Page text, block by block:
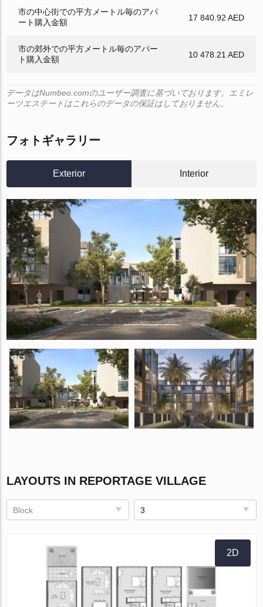
市の中心街での平方メートル毎のアパ
ート購入金額
17 840.92 AED
市の郊外での平方メートル毎のアパー
ト購入金額
10 478.21 AED
データはNumbeo.comのユーザー調査に基づいております。エミレ
ーツエステートはこれらのデータの保証はしておりません。
フォトギャラリー
Exterior Interior
LAYOUTS IN REPORTAGE VILLAGE
Block 3
2D